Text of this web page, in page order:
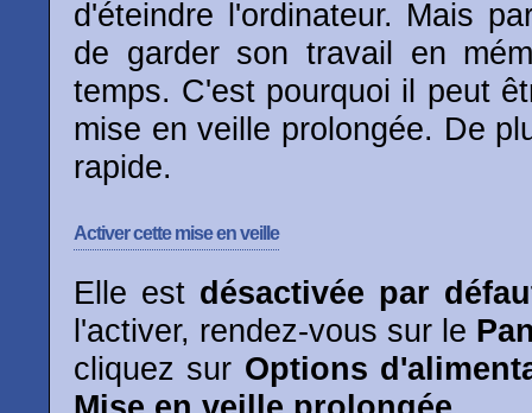
d'éteindre l'ordinateur. Mais
de garder son travail en
temps. C'est pourquoi il peut
mise en veille prolongée. De
rapide.
Activer cette mise en veille
Elle est désactivée par
l'activer, rendez-vous sur le
cliquez sur Options